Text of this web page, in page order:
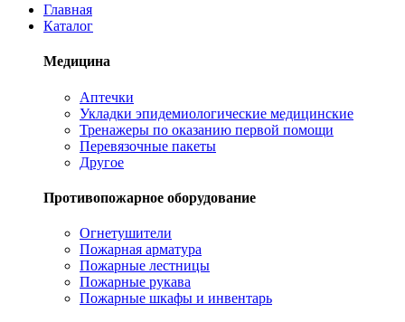
Главная
Каталог
Медицина
Аптечки
Укладки эпидемиологические медицинские
Тренажеры по оказанию первой помощи
Перевязочные пакеты
Другое
Противопожарное оборудование
Огнетушители
Пожарная арматура
Пожарные лестницы
Пожарные рукава
Пожарные шкафы и инвентарь